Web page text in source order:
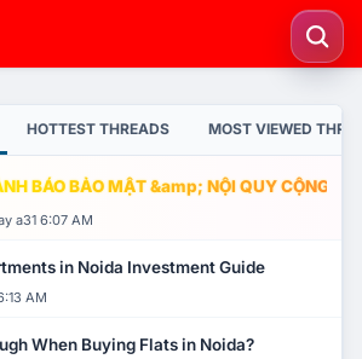
HOTTEST THREADS MOST VIEWED
BÁO BẢO MẬT &amp; NỘI QUY CỘNG
a31 6:07 AM
in Noida Investment Guide
AM
When Buying Flats in Noida?